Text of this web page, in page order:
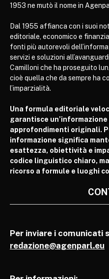
1953 ne mutò il nome in
Dal 1955 affianca con i suoi
editoriale, economico e
fonti più autorevoli
servizi e soluzioni
Camilloni che ha proseguito
cioè quella che da sempre ha
l’imparzialità.
Una formula editoriale
garantisce
approfondimenti originali.
informazione significa
esattezza, obiettività e
codice linguistico chiaro,
ricorso a formule e luoghi
Per inviare i comunicati
redazione@agenparl.eu